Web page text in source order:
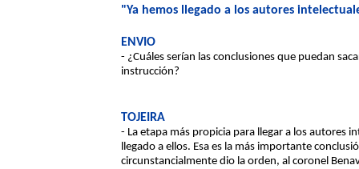
"Ya hemos llegado a los autores
ENVIO
- ¿Cuáles serían las conclusiones que puedan
instrucción?
TOJEIRA
- La etapa más propicia para llegar a los autores
llegado a ellos. Esa es la más importante
circunstancialmente dio la orden, al coronel